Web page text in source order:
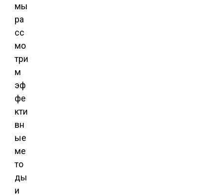
мы
ра
сс
мо
три
м
эф
фе
кти
вн
ые
ме
то
ды
и